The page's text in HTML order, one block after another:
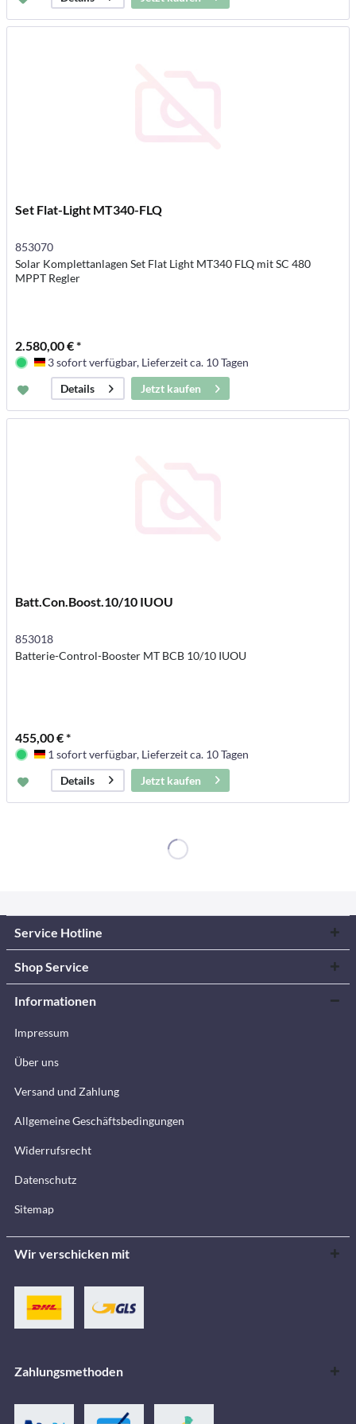
Set Flat-Light MT340-FLQ
853070
Solar Komplettanlagen Set Flat Light MT340 FLQ mit SC 480
MPPT Regler
2.580,00 € *
Deutschland
3 sofort verfügbar, Lieferzeit ca. 10 Tagen
Details
Jetzt kaufen
Batt.Con.Boost.10/10 IUOU
853018
Batterie-Control-Booster MT BCB 10/10 IUOU
455,00 € *
Deutschland
1 sofort verfügbar, Lieferzeit ca. 10 Tagen
Details
Jetzt kaufen
Service Hotline
Shop Service
Informationen
Impressum
Über uns
Versand und Zahlung
Allgemeine Geschäftsbedingungen
Widerrufsrecht
Datenschutz
Sitemap
Wir verschicken mit
Zahlungsmethoden